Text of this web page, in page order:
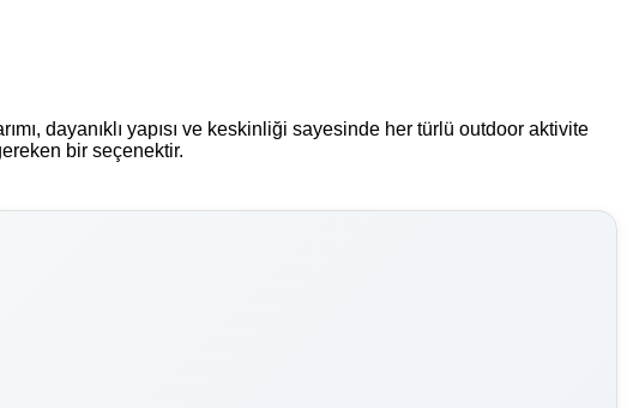
dayanıklı yapısı ve keskinliği sayesinde her türlü outdoor aktivite
bir seçenektir.